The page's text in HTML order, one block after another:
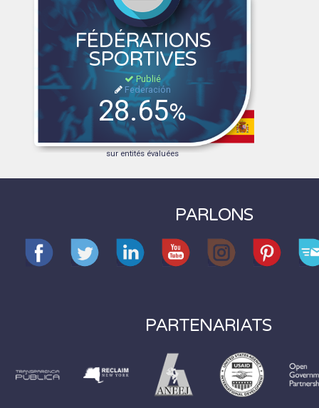
FÉDÉRATIONS
SPORTIVES
Publié
Federación
28.65%
sur entités évaluées
PARLONS
PARTENARIATS